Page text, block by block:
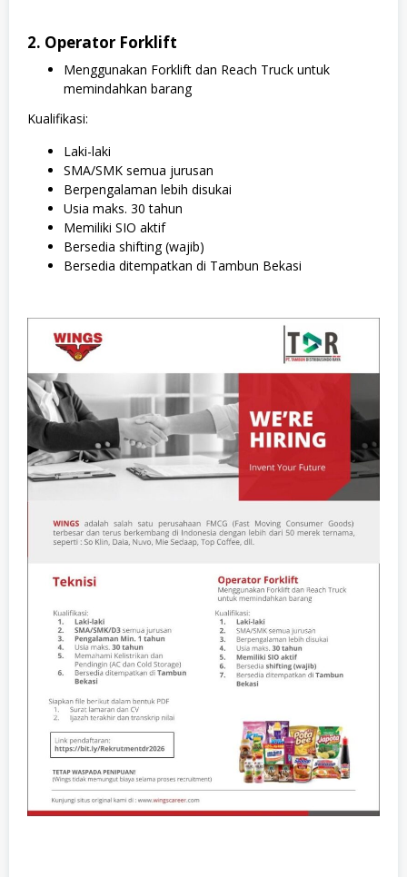
2. Operator Forklift
Menggunakan Forklift dan Reach Truck untuk
memindahkan barang
Kualifikasi:
Laki-laki
SMA/SMK semua jurusan
Berpengalaman lebih disukai
Usia maks. 30 tahun
Memiliki SIO aktif
Bersedia shifting (wajib)
Bersedia ditempatkan di Tambun Bekasi